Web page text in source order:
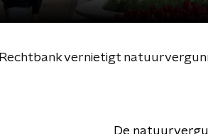
Rechtbank vernietigt
De